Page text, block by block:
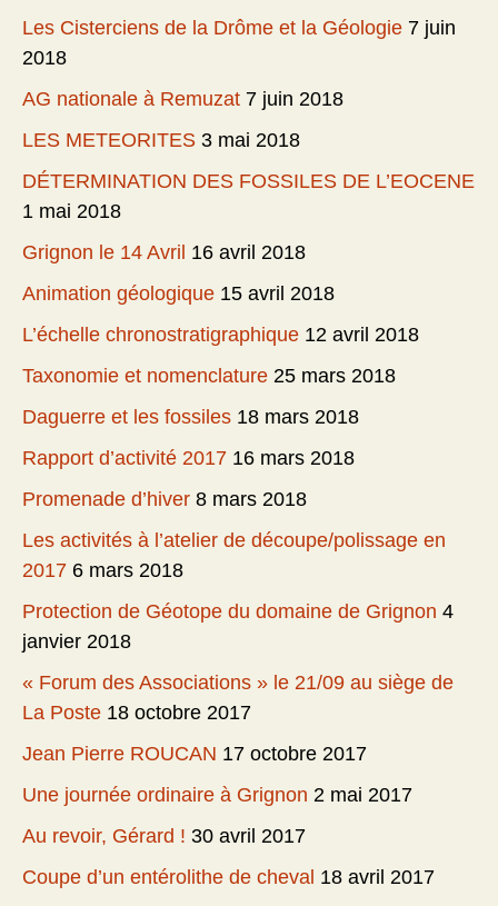
Les Cisterciens de la Drôme et la Géologie 7 juin
2018
AG nationale à Remuzat 7 juin 2018
LES METEORITES 3 mai 2018
DÉTERMINATION DES FOSSILES DE L’EOCENE
1 mai 2018
Grignon le 14 Avril 16 avril 2018
Animation géologique 15 avril 2018
L’échelle chronostratigraphique 12 avril 2018
Taxonomie et nomenclature 25 mars 2018
Daguerre et les fossiles 18 mars 2018
Rapport d’activité 2017 16 mars 2018
Promenade d’hiver 8 mars 2018
Les activités à l’atelier de découpe/polissage en
2017 6 mars 2018
Protection de Géotope du domaine de Grignon 4
janvier 2018
« Forum des Associations » le 21/09 au siège de
La Poste 18 octobre 2017
Jean Pierre ROUCAN 17 octobre 2017
Une journée ordinaire à Grignon 2 mai 2017
Au revoir, Gérard ! 30 avril 2017
Coupe d’un entérolithe de cheval 18 avril 2017